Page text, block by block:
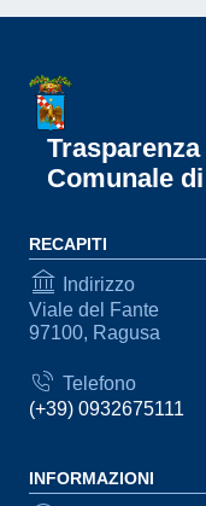
Comunale
RECAPITI
Indirizzo
Viale del Fante
97100, Ragusa
Telefono
(+39) 0932675111
INFORMAZIONI